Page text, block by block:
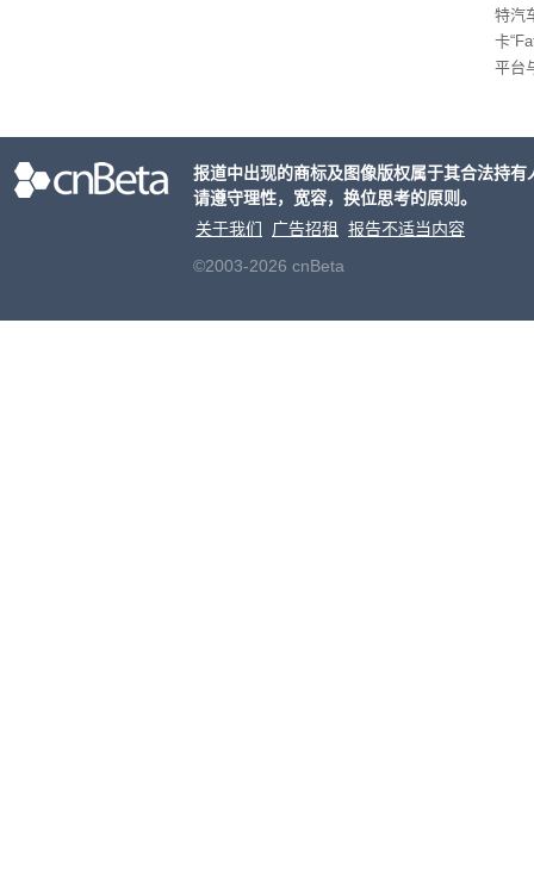
特汽
卡
平台
报道中出现的商标及图像版权属于其合法持
请遵守理性，宽容，换位思考的原则。
关于我们
广告招租
报告不适当内容
©2003-2026 cnBeta